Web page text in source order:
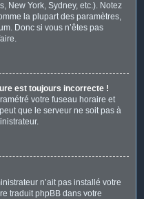
New York, Sydney, etc.). Notez
la plupart des paramètres,
Donc si vous n’êtes pas
est toujours incorrecte !
votre fuseau horaire et
que le serveur ne soit pas à
n’ait pas installé votre
traduit phpBB dans votre